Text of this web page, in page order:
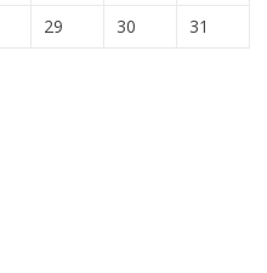
29 30 31